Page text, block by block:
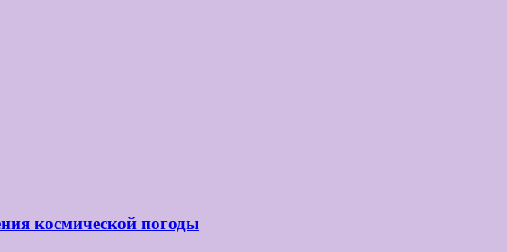
космической погоды